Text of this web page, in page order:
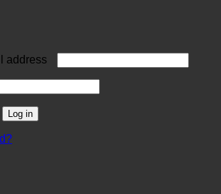
address
Log in